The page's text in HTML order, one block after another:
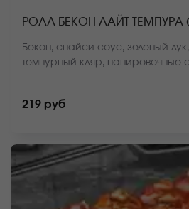
РОЛЛ БЕКОН ЛАЙТ ТЕМПУРА
Бекон, спайси соус, зеленый
темпурный кляр, панировочные
219 руб